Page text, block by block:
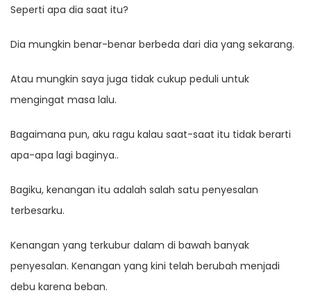
Seperti apa dia saat itu?
Dia mungkin benar-benar berbeda dari dia yang sekarang.
Atau mungkin saya juga tidak cukup peduli untuk
mengingat masa lalu.
Bagaimana pun, aku ragu kalau saat-saat itu tidak berarti
apa-apa lagi baginya..
Bagiku, kenangan itu adalah salah satu penyesalan
terbesarku.
Kenangan yang terkubur dalam di bawah banyak
penyesalan. Kenangan yang kini telah berubah menjadi
debu karena beban.